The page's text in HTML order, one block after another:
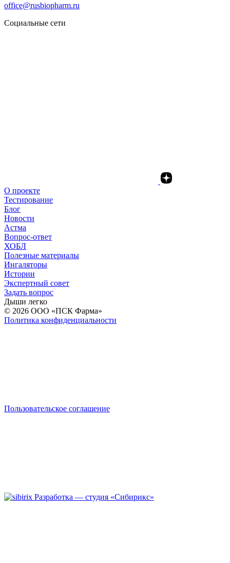
office@rusbiopharm.ru
Социальные сети
О проекте
Тестирование
Блог
Новости
Астма
Вопрос-ответ
ХОБЛ
Полезные материалы
Ингаляторы
Истории
Экспертный совет
Задать вопрос
Дыши легко
© 2026 ООО «ПСК Фарма»
Политика конфиденциальности
Пользовательское соглашение
Разработка — студия «Сибирикс»